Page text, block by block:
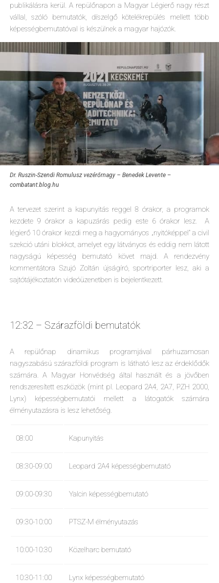
publikálásra kerül. A repülőnapon a Magyar Légierő nagy részt
vállal, szóló bemutatók, díszelgő kötelékrepülés mellett több
képességbemutatóval is készülnek a magyar hajózók.
Dr. Ruszin-Szendi Romulusz vezérőrnagy – Benedek Levente –
combatant.blog.hu
A tervezet szerint a kapunyitás reggel 8 órakor, a programok
kezdete 9 órakor a kapuzárás pedig este 6 órakor lesz. A
légierő 10 órakor kezdi meg a hagyományos „nyitóképpel” a civil
szekció utáni blokkot, amelyet egy látványos és eddig nem látott
nagyságú képesség bemutató követ majd. A rendezvény
kommentátora Szujó Zoltán újságíró, sportriporter lesz, aki a
sajtótájékoztatón videóüzenetben is bejelentkezett.
12:32 – Szárazföldi bemutatók
A repülőnap dinamikus programjával párhuzamosan
nagyszabású szárazföldi program is látható lesz az érdeklődők
számára. A Magyar Honvédség által használt és a jövőben
rendszeresített eszközök (mint pl. Leopard 2A4, 2A7, PZH 2000,
Lynx) képességbemutatói mellett a látogatók számára
élményutazásra is lesz lehetőség.
08:00 Kapunyitás
08:30-09:00 Leopard 2A4 képességbemutató
09:00-09:30 Yalcin képességbemutató
09:30-10:00 PTSZ-M élményutazás
10:00-10:30 Közelharc bemutató
10:30-11:00 Lynx képességbemutató